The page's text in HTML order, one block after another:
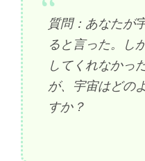
質問：あなたが
ると言った。し
してくれなかっ
が、宇宙はどの
すか？